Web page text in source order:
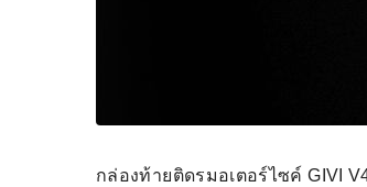
กล่องท้ายติดรมอเตอร์ไซค์ GIVI